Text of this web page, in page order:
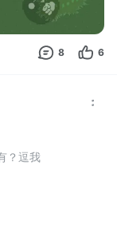
8 6
？逗我